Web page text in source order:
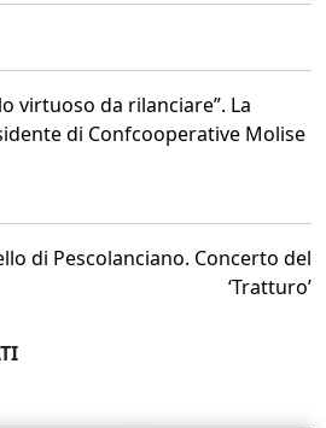
virtuoso da rilanciare”. La
di Confcooperative Molise
di Pescolanciano. Concerto del
‘Tratturo’